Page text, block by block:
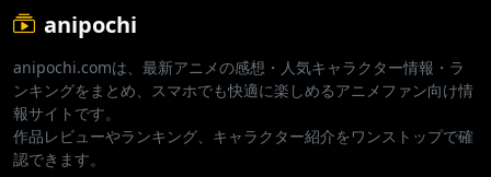
anipochi
anipochi.comは、最新アニメの感想・人気キャラクター情報・ラ
ンキングをまとめ、スマホでも快適に楽しめるアニメファン向け情
報サイトです。
作品レビューやランキング、キャラクター紹介をワンストップで確
認できます。